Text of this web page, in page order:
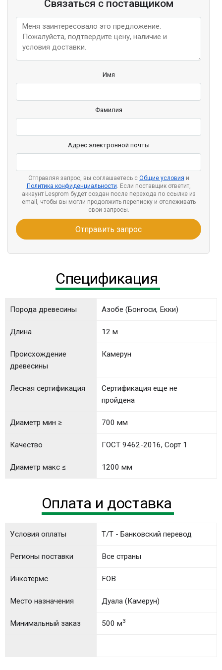
Связаться с поставщиком
Имя
Фамилия
Адрес электронной почты
Отправляя запрос, вы соглашаетесь с Общие условия и
Политика конфиденциальности. Если поставщик ответит,
аккаунт Lesprom будет создан после перехода по ссылке из
email, чтобы вы могли продолжить переписку и отслеживать
свои запросы.
Отправить запрос
Спецификация
Порода древесины Азобе (Бонгоси, Екки)
Длина 12 м
Происхождение
древесины
Камерун
Лесная сертификация
Сертификация еще не
пройдена
Диаметр мин ≥ 700 мм
Качество ГОСТ 9462-2016, Сорт 1
Диаметр макс ≤ 1200 мм
Оплата и доставка
Условия оплаты T/T - Банковский перевод
Инкотермс FOB
Минимальный заказ 500 м3
Регионы поставки Все страны
Место назначения Дуала (Камерун)